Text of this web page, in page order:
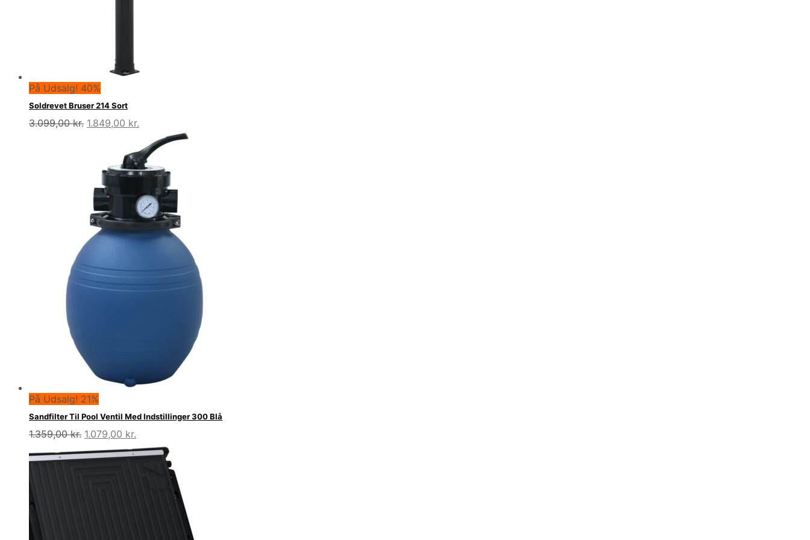
På Udsalg! 40%
Soldrevet Bruser 214 Sort
3.099,00kr. Den
3.099,00 kr..
1.849,00 kr.
aktuelle
pris
er:
1.849,00 kr..
På Udsalg! 21%
Sandfilter Til Pool Ventil Med Indstillinger 300 Blå
1.359,00kr. Den
pris
1.079,00 kr.
aktuelle
pris
1.079,00 kr..